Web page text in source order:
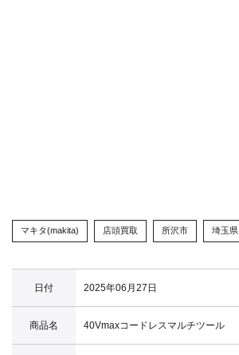
マキタ(makita) 店頭買取 所沢市 埼玉県
日付 2025年06月27日
商品名 40Vmaxコードレスマルチツール